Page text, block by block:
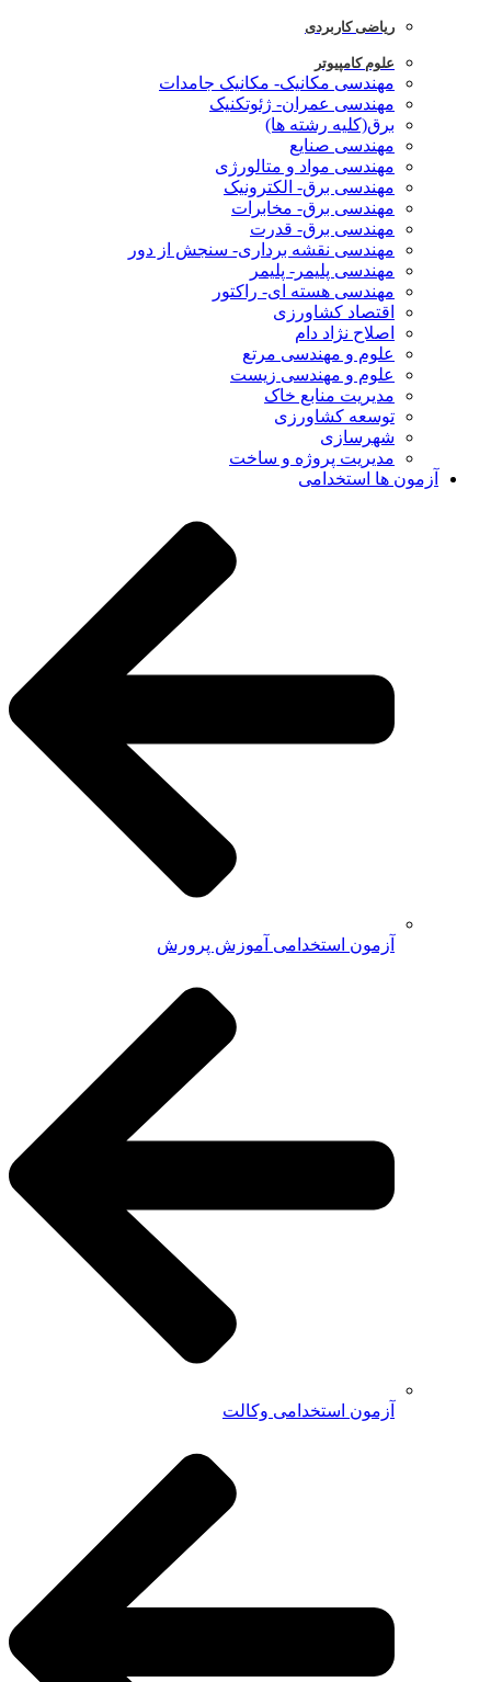
ریاضی کاربردی
علوم کامپیوتر
مهندسی مکانیک- مکانیک جامدات
مهندسی عمران- ژئوتکنیک
برق(کلیه رشته ها)
مهندسی صنایع
مهندسی مواد و متالورژی
مهندسی برق- الکترونیک
مهندسی برق- مخابرات
مهندسی برق- قدرت
مهندسی نقشه برداری- سنجش از دور
مهندسی پلیمر- پلیمر
مهندسی هسته ای- راکتور
اقتصاد کشاورزی
اصلاح نژاد دام
علوم و مهندسی مرتع
علوم و مهندسی زیست
مدیریت منابع خاک
توسعه کشاورزی
شهرسازی
مدیریت پروژه و ساخت
آزمون ها استخدامی
آزمون استخدامی آموزش پرورش
آزمون استخدامی وکالت